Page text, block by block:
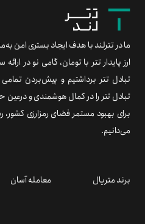
ما در تترلند با هدف ایجاد بستری امن
ارز پایدار تتر با تومان، گامی نو در
تبادل تتر برداشتیم و پیش‌بردن تمامی
تبادل تتر را در کمال هوشمندی و
برای بهبود مستمر فضای رمزارزی
می‌دانیم.
برند متریال معامله آسان